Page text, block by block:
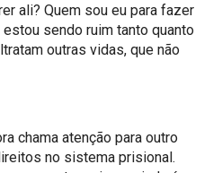
ali? Quem sou eu para fazer
sendo ruim tanto quanto
outras vidas, que não
chama atenção para outro
no sistema prisional.